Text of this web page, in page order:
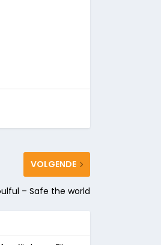
VOLGENDE
– Safe the world